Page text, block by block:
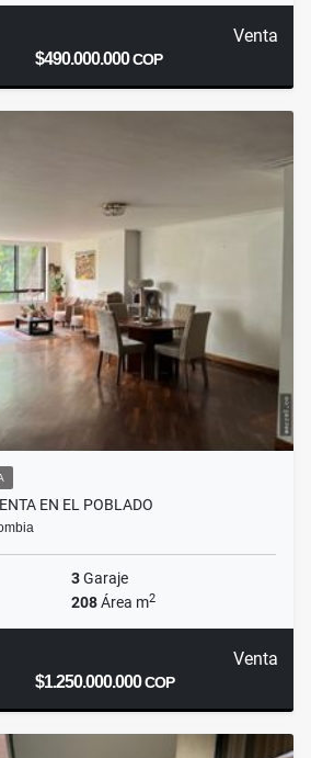
Venta
$490.000.000COP
EN EL POBLADO
3Garaje
208Área m2
Venta
$1.250.000.000COP